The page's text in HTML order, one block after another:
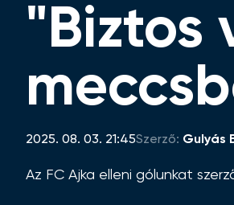
"Biztos
2025. 08. 03. 21:45Szerző: Gulyás
Az FC Ajka elleni gólunkat